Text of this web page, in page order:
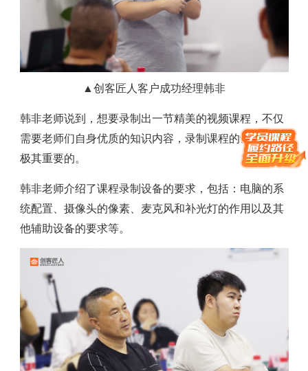
▲创客匠人客户成功经理韩非
韩非老师说到，想要录制出一节精美的视频课程，不仅
需要老师们自身优质的知识内容，录制课程的设备也是
极其重要的。
韩非老师介绍了课程录制设备的要求，包括：电脑的系
统配置、摄像头的像素、麦克风和补光灯的作用以及其
他辅助设备的要求等。